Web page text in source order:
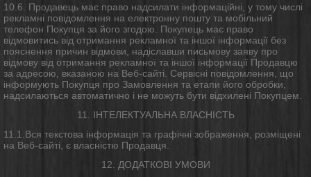
10.6. Продавець має право надсилати інформаційні, у тому числі
рекламні повідомлення на електронну пошту та мобільний
телефон Покупця за його згодою. Покупець має право
відмовитись від отримання рекламної та іншої інформації без
пояснення причин відмови, надіславши письмову заяву про
відмову від отримання рекламної та іншої інформації Продавцю
за адресою, вказаною на Веб-сайті. Сервісні повідомлення, що
інформують Покупця про Замовлення та етапи його обробки,
надсилаються автоматично і не можуть бути відхилені Покупцем.
11. ІНТЕЛЕКТУАЛЬНА ВЛАСНІСТЬ
11.1.Вся текстова інформація та графічні зображення, розміщені
на Веб-сайті, є власністю Продавця.
12. ДОДАТКОВІ УМОВИ